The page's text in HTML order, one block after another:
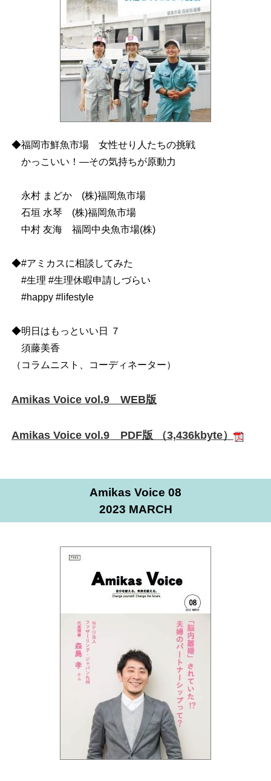
◆福岡市鮮魚市場 女性せり人たちの挑戦
かっこいい！―その気持ちが原動力
永村 まどか (株)福岡魚市場
石垣 水琴 (株)福岡魚市場
中村 友海 福岡中央魚市場(株)
◆#アミカスに相談してみた
#生理 #生理休暇申請しづらい
#happy #lifestyle
◆明日はもっといい日 ７
須藤美香
（コラムニスト、コーディネーター）
Amikas Voice vol.9 WEB版
Amikas Voice vol.9 PDF版 （3,436kbyte）
Amikas Voice 08
2023 MARCH